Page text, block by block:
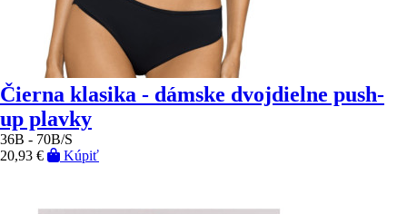
Čierna klasika - dámske dvojdielne push-
up plavky
36B - 70B/S
20,93 €
Kúpiť